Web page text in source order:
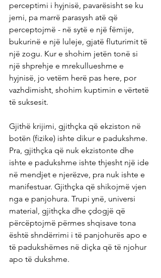
perceptimi i hyjnisë, pavarësisht se ku
jemi, pa marrë parasysh atë që
perceptojmë - në sytë e një fëmije,
bukurinë e një luleje, gjatë fluturimit të
një zogu. Kur e shohim jetën tonë si
një shprehje e mrekullueshme e
hyjnisë, jo vetëm herë pas here, por
vazhdimisht, shohim kuptimin e vërtetë
të suksesit.
Gjithë krijimi, gjithçka që ekziston në
botën (fizike) ishte dikur e padukshme.
Pra, gjithçka që nuk ekzistonte dhe
ishte e padukshme ishte thjesht një ide
në mendjet e njerëzve, pra nuk ishte e
manifestuar. Gjithçka që shikojmë vjen
nga e panjohura. Trupi ynë, universi
material, gjithçka dhe çdogjë që
përcëptojmë përmes shqisave tona
është shndërrimi i të panjohurës apo e
të padukshëmes në diçka që të njohur
apo të dukshme.